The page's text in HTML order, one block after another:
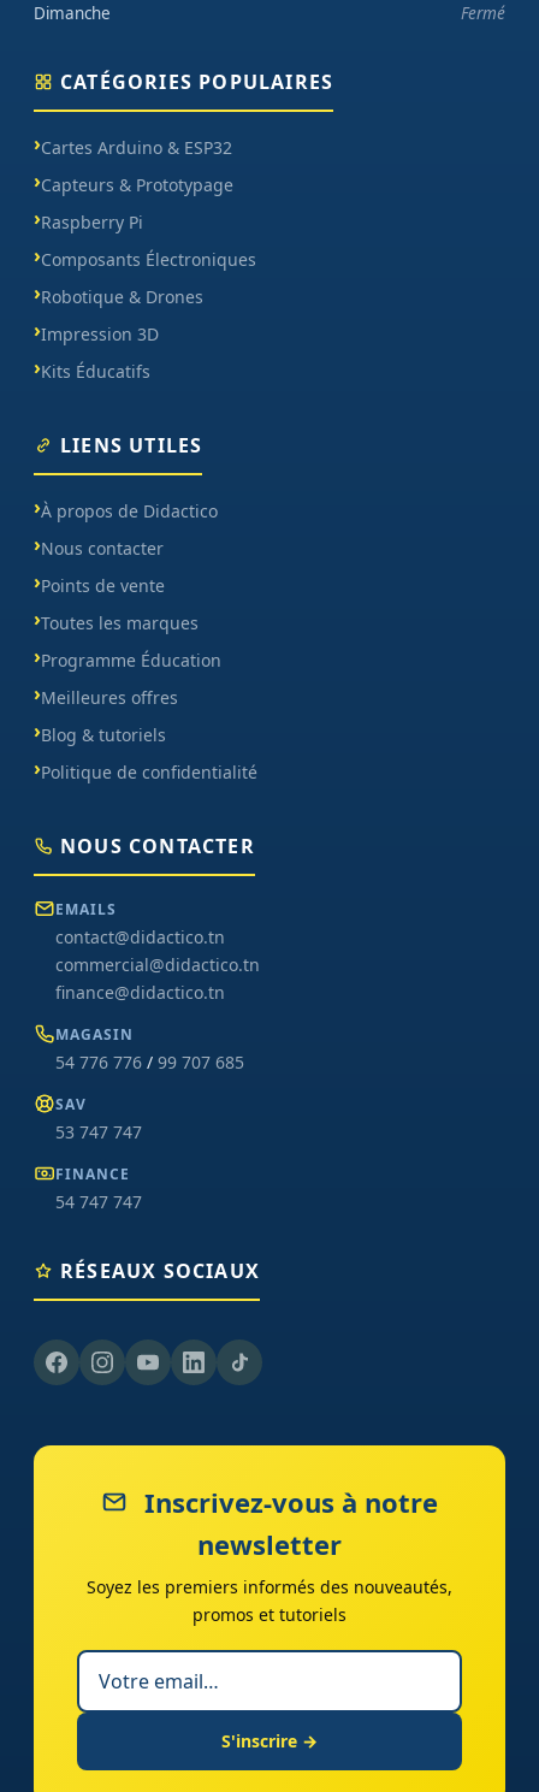
Dimanche
Fermé
CATÉGORIES POPULAIRES
Cartes Arduino & ESP32
Capteurs & Prototypage
Raspberry Pi
Composants Électroniques
Robotique & Drones
Impression 3D
Kits Éducatifs
LIENS UTILES
À propos de Didactico
Nous contacter
Points de vente
Toutes les marques
Programme Éducation
Meilleures offres
Blog & tutoriels
Politique de confidentialité
NOUS CONTACTER
EMAILS
contact@didactico.tn
commercial@didactico.tn
finance@didactico.tn
MAGASIN
54 776 776 / 99 707 685
SAV
53 747 747
FINANCE
54 747 747
RÉSEAUX SOCIAUX
Inscrivez-vous à notre
newsletter
Soyez les premiers informés des nouveautés,
promos et tutoriels
S'inscrire →